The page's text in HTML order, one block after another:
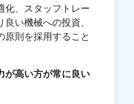
化、スタッフトレー
良い機械への投資、
原則を採用すること
が高い方が常に良い